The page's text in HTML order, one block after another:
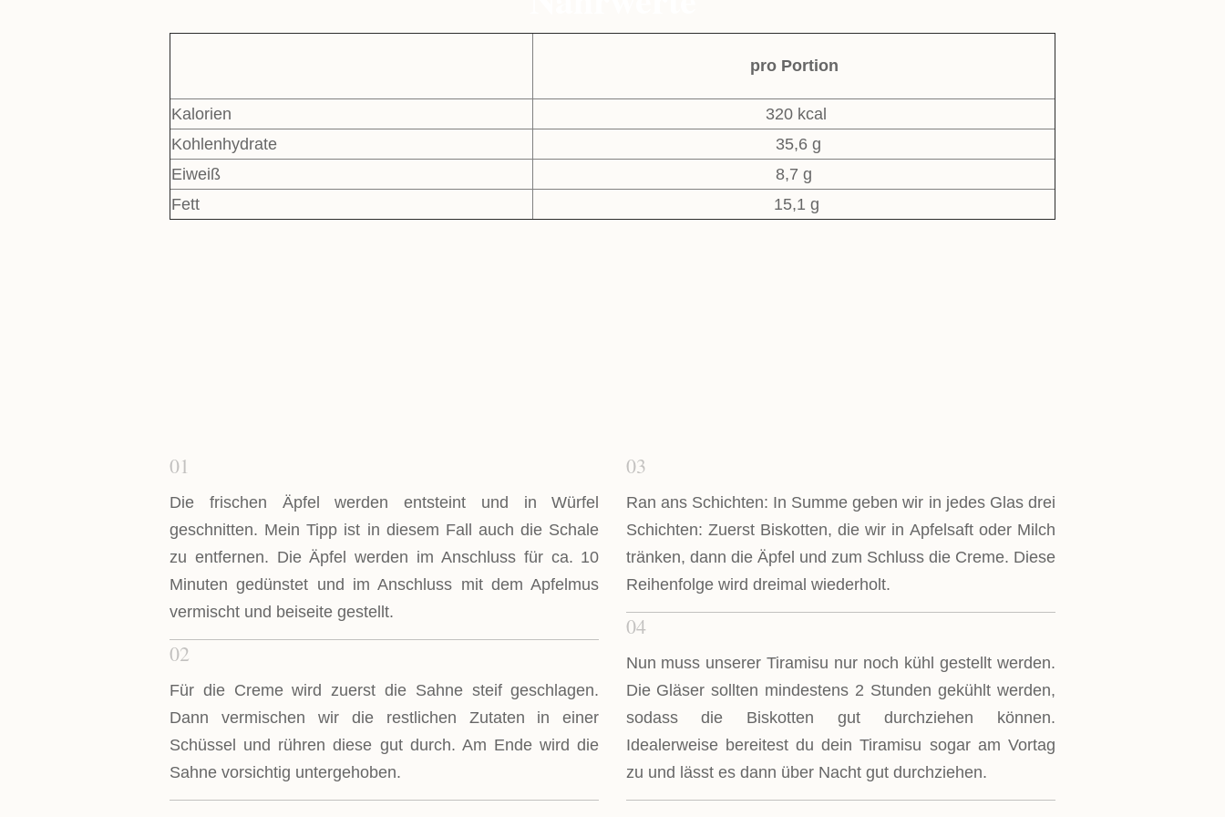
pro Portion
Kalorien
320 kcal
Kohlenhydrate
35,6 g
Eiweiß
8,7 g
Fett
15,1 g
01
Die frischen Äpfel werden entsteint und in Würfel
geschnitten. Mein Tipp ist in diesem Fall auch die Schale
zu entfernen. Die Äpfel werden im Anschluss für ca. 10
Minuten gedünstet und im Anschluss mit dem Apfelmus
vermischt und beiseite gestellt.
02
Für die Creme wird zuerst die Sahne steif geschlagen.
Dann vermischen wir die restlichen Zutaten in einer
Schüssel und rühren diese gut durch. Am Ende wird die
Sahne vorsichtig untergehoben.
03
Ran ans Schichten: In Summe geben wir in jedes Glas drei
Schichten: Zuerst Biskotten, die wir in Apfelsaft oder Milch
tränken, dann die Äpfel und zum Schluss die Creme. Diese
Reihenfolge wird dreimal wiederholt.
04
Nun muss unserer Tiramisu nur noch kühl gestellt werden.
Die Gläser sollten mindestens 2 Stunden gekühlt werden,
sodass die Biskotten gut durchziehen können.
Idealerweise bereitest du dein Tiramisu sogar am Vortag
zu und lässt es dann über Nacht gut durchziehen.